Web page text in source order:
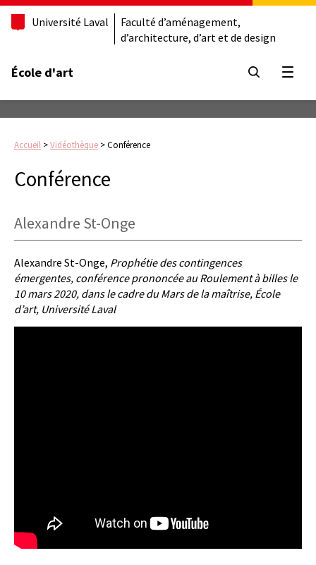
Université Laval
Faculté d’aménagement,
d’architecture, d’art et de design
École d'art
Accueil >Vidéothèque >Conférence
Conférence
Alexandre St-Onge
Alexandre St-Onge, Prophétie des contingences
émergentes, conférence prononcée au Roulement à billes le
10 mars 2020, dans le cadre du Mars de la maîtrise, École
d’art, Université Laval